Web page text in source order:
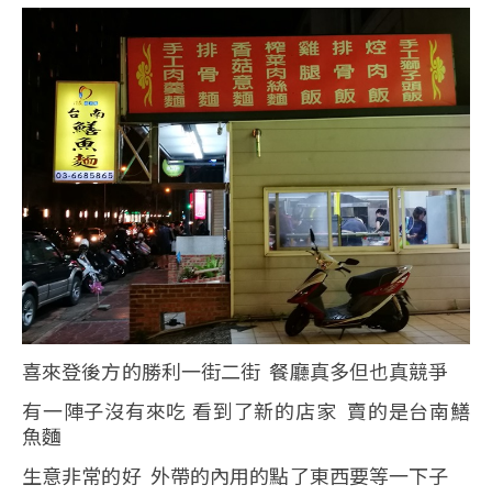
喜來登後方的勝利一街二街 餐廳真多但也真競爭
有一陣子沒有來吃 看到了新的店家 賣的是台南鱔
魚麵
生意非常的好 外帶的內用的點了東西要等一下子